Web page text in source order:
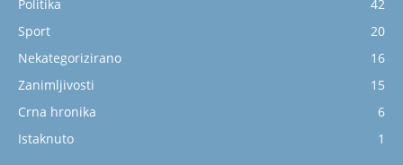
Politika
42
Sport
20
Nekategorizirano
16
Zanimljivosti
15
Crna hronika
6
Istaknuto
1